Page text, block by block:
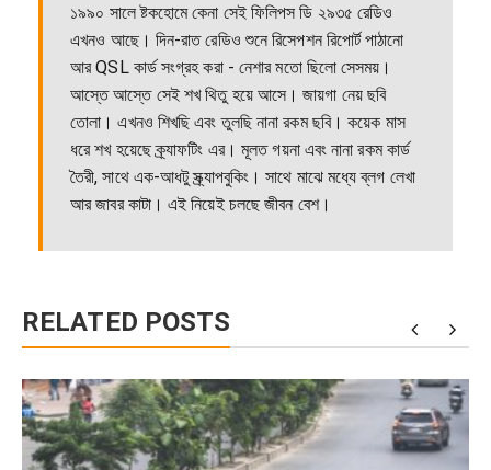
১৯৯০ সালে ষ্টকহোমে কেনা সেই ফিলিপস ডি ২৯৩৫ রেডিও
এখনও আছে। দিন-রাত রেডিও শুনে রিসেপশন রিপোর্ট পাঠানো
আর QSL কার্ড সংগ্রহ করা - নেশার মতো ছিলো সেসময়।
আস্তে আস্তে সেই শখ থিতু হয়ে আসে। জায়গা নেয় ছবি
তোলা। এখনও শিখছি এবং তুলছি নানা রকম ছবি। কয়েক মাস
ধরে শখ হয়েছে ক্র্যাফটিং এর। মূলত গয়না এবং নানা রকম কার্ড
তৈরী, সাথে এক-আধটু স্ক্র্যাপবুকিং। সাথে মাঝে মধ্যে ব্লগ লেখা
আর জাবর কাটা। এই নিয়েই চলছে জীবন বেশ।
RELATED POSTS